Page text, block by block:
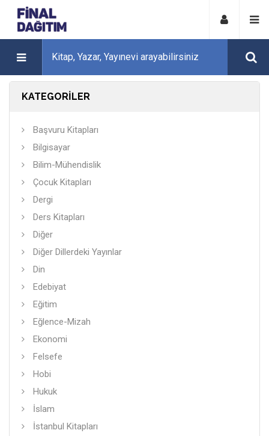
KATEGORİLER
Başvuru Kitapları
Bilgisayar
Bilim-Mühendislik
Çocuk Kitapları
Dergi
Ders Kitapları
Diğer
Diğer Dillerdeki Yayınlar
Din
Edebiyat
Eğitim
Eğlence-Mizah
Ekonomi
Felsefe
Hobi
Hukuk
İslam
İstanbul Kitapları